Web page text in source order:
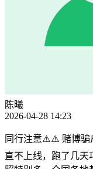
陈曦
2026-04-28 14:23
同行注意⚠️⚠️ 赌博骗
直不上线，跑了几天